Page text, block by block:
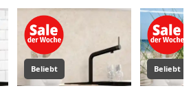
Beliebt Beliebt